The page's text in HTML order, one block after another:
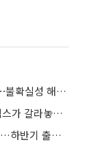
KB증권 “삼성전자, 파업 우려 주가 선반영⋯불확실성 해소시 반등 촉매”
월급의 시대는 끝났나…삼성전자·SK하이닉스가 갈라놓은 자산격차
삼성전자, 구글 I/O서 ‘갤럭시 AI 안경’ 공개…하반기 출시 예정